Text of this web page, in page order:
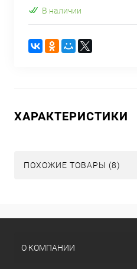
В наличии
ХАРАКТЕРИСТИКИ
ПОХОЖИЕ ТОВАРЫ (8)
О КОМПАНИИ